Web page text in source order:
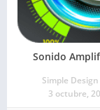
Sonido
Simple
3 octubre,